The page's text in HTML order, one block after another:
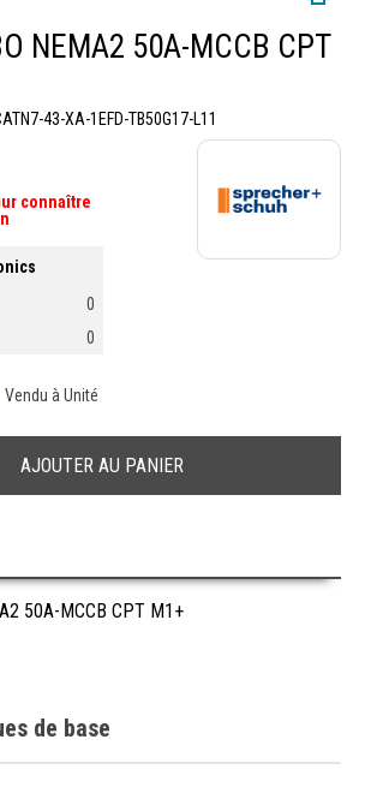
NEMA2 50A-MCCB CPT
43-XA-1EFD-TB50G17-L11
connaître
0
0
Vendu à Unité
50A-MCCB CPT M1+
de base